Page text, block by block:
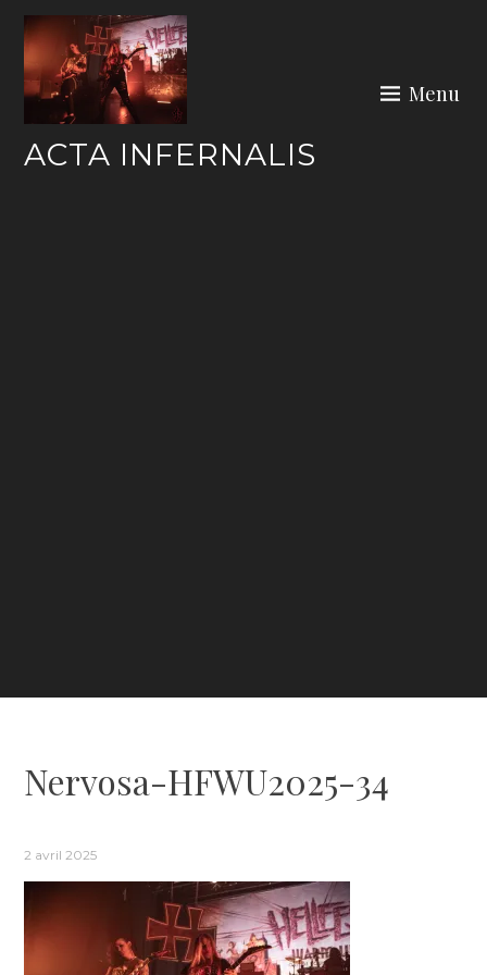
Skip
content
ACTA INFERNALIS
Menu
Nervosa-HFWU2025-34
2 avril 2025